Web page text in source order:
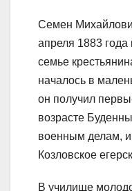
Семен
апреля 1883
семье
началось в
он получил
возрасте
военным делам, и
Козловское
В училище